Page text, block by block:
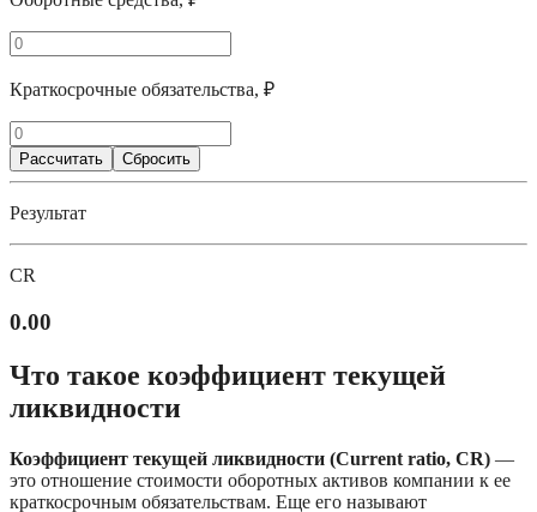
Краткосрочные обязательства, ₽
Рассчитать Сбросить
Результат
CR
0.00
Что такое коэффициент текущей
ликвидности
Коэффициент текущей ликвидности (Current ratio, CR) —
это отношение стоимости оборотных активов компании к ее
краткосрочным обязательствам. Еще его называют